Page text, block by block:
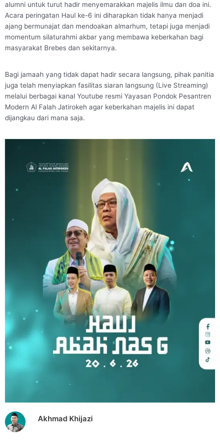
alumni untuk turut hadir menyemarakkan majelis ilmu dan doa ini.
Acara peringatan Haul ke-6 ini diharapkan tidak hanya menjadi
ajang bermunajat dan mendoakan almarhum, tetapi juga menjadi
momentum silaturahmi akbar yang membawa keberkahan bagi
masyarakat Brebes dan sekitarnya.
Bagi jamaah yang tidak dapat hadir secara langsung, pihak panitia
juga telah menyiapkan fasilitas siaran langsung (Live Streaming)
melalui berbagai kanal Youtube resmi Yayasan Pondok Pesantren
Modern Al Falah Jatirokeh agar keberkahan majelis ini dapat
dijangkau dari mana saja.
Akhmad Khijazi